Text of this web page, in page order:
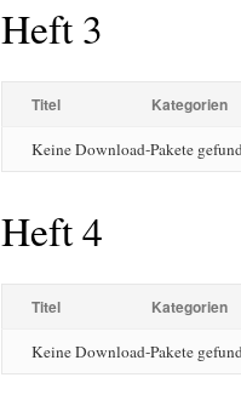
Heft 3
Titel Kategorien
Keine Download-Pakete
Heft 4
Titel Kategorien
Keine Download-Pakete